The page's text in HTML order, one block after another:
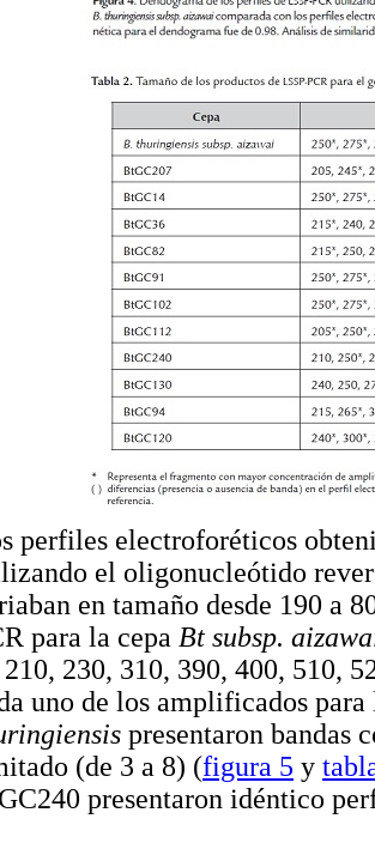
perfiles electroforéticos
el oligonucleótido
en tamaño desde 190 a
para la cepa Bt subsp.
210, 230, 310, 390, 400, 510,
uno de los amplificados
presentaron bandas
(de 3 a 8) (figura 5 y
presentaron idéntico